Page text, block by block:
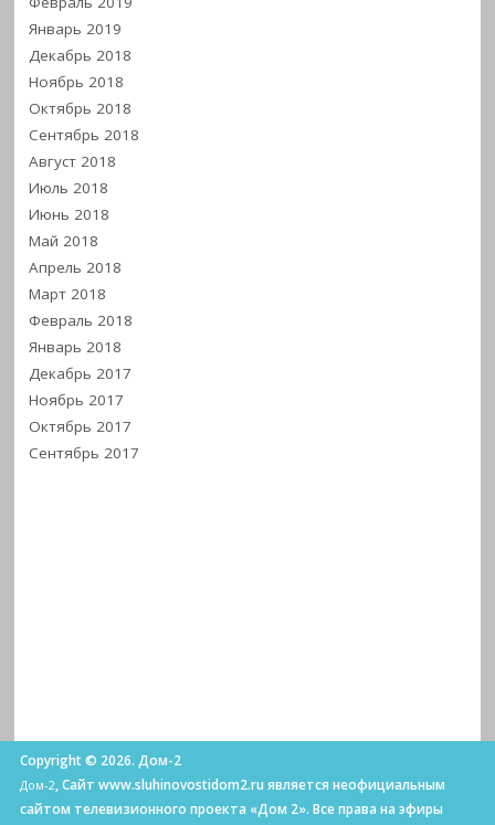
Январь 2019
Декабрь 2018
Ноябрь 2018
Октябрь 2018
Сентябрь 2018
Август 2018
Июль 2018
Июнь 2018
Май 2018
Апрель 2018
Март 2018
Февраль 2018
Январь 2018
Декабрь 2017
Ноябрь 2017
Октябрь 2017
Сентябрь 2017
Copyright © 2026. Дом-2
Дом-2, Сайт www.sluhinovostidom2.ru является неофициальным
сайтом телевизионного проекта «Дом 2». Все права на эфиры